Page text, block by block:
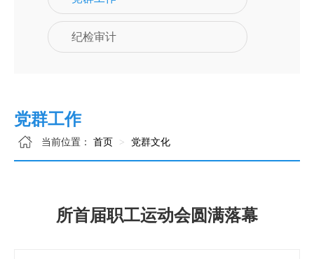
纪检审计
党群工作
当前位置： 首页 党群文化
所首届职工运动会圆满落幕